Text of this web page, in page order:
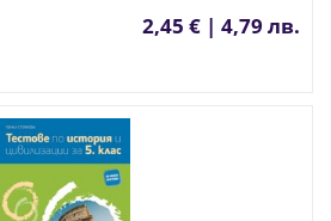
2,45 € | 4,79 лв.